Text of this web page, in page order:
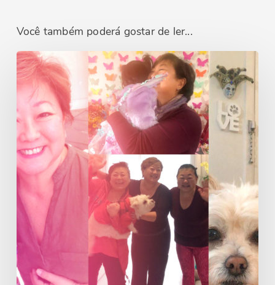
Você também poderá gostar de ler...